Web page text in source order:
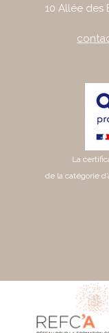
10 Allée des
La
de la catégorie